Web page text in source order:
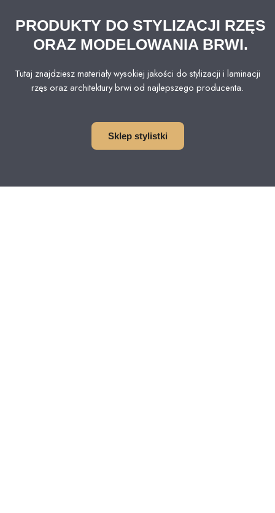
PRODUKTY DO STYLIZACJI RZĘS
ORAZ MODELOWANIA BRWI.
Tutaj znajdziesz materiały wysokiej jakości do stylizacji i laminacji
rzęs oraz architektury brwi od najlepszego producenta.
Sklep stylistki